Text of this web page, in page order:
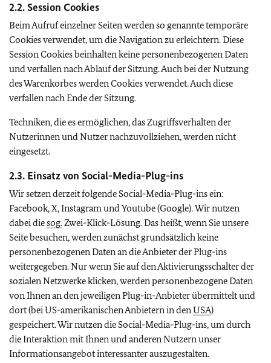
2.2.Session Cookies
Beim Aufruf einzelner Seiten werden so genannte temporäre
Cookiesverwendet, um die Navigation zu erleichtern. Diese
SessionCookiesbeinhalten keine personenbezogenen Daten
und verfallen nach Ablauf der Sitzung. Auch bei der Nutzung
des Warenkorbes werden Cookies verwendet. Auch diese
verfallen nach Ende der Sitzung.
Techniken, die es ermöglichen, das Zugriffsverhalten der
Nutzerinnen und Nutzer nachzuvollziehen, werden nicht
eingesetzt.
2.3. Einsatz von Social-Media-Plug-ins
Wir setzen derzeit folgende Social-Media-Plug-insein:
Facebook, X, InstagramundYoutube (Google).Wir nutzen
dabei diesog.Zwei-Klick-Lösung. Das heißt, wenn Sie unsere
Seite besuchen, werden zunächst grundsätzlich keine
personenbezogenen Daten an die Anbieter derPlug-ins
weitergegeben. Nur wenn Sie auf den Aktivierungsschalter der
sozialen Netzwerke klicken, werden personenbezogene Daten
von Ihnen an den jeweiligenPlug-in-Anbieter übermittelt und
dort (bei US-amerikanischen Anbietern in denUSA)
gespeichert. Wir nutzen die Social-Media-Plug-ins,um durch
die Interaktion mit Ihnen und anderen Nutzern unser
Informationsangebot interessanter auszugestalten.